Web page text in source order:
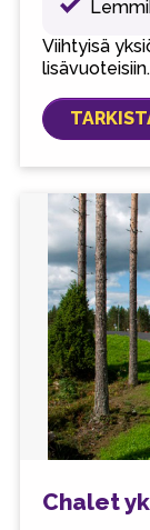
Viihtyisä
lisävuoteisiin.
Chalet